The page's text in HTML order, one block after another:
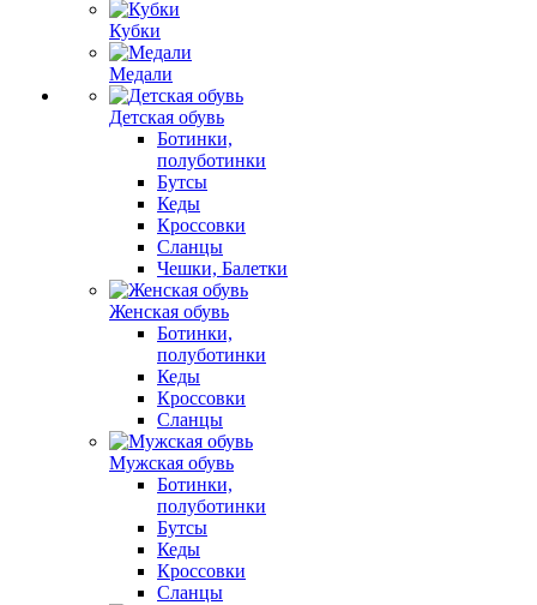
Кубки
Медали
Детская обувь
Ботинки,
полуботинки
Бутсы
Кеды
Кроссовки
Сланцы
Чешки, Балетки
Женская обувь
Ботинки,
полуботинки
Кеды
Кроссовки
Сланцы
Мужская обувь
Ботинки,
полуботинки
Бутсы
Кеды
Кроссовки
Сланцы